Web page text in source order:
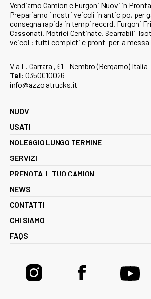
Vendiamo Camion e Furgoni Nuovi in
Prepariamo i nostri veicoli in anticipo, per
consegna rapida in tempi record. Furgoni
Cassonati, Motrici Centinate, Scarrabili,
veicoli: tutti completi e pronti per la messa
Via L. Carrara , 61 - Nembro (Bergamo) Italia
Tel: 0350010026
info@azzolatrucks.it
NUOVI
USATI
NOLEGGIO LUNGO TERMINE
SERVIZI
PRENOTA IL TUO CAMION
NEWS
CONTATTI
CHI SIAMO
FAQS